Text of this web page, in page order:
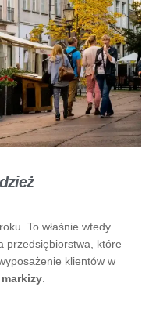
To właśnie wtedy
przedsiębiorstwa, które
klientów w
markizy.